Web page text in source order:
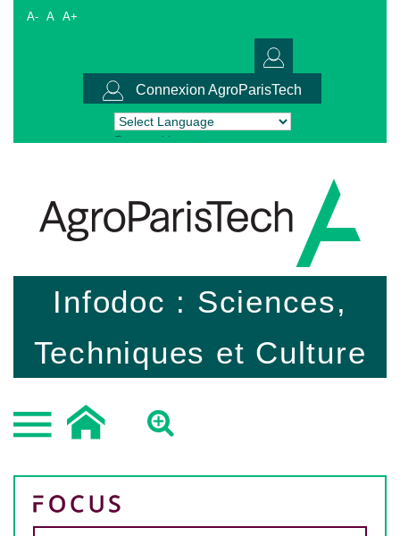
A- A A+
Connexion AgroParisTech
Powered by Translate
Infodoc : Sciences,
Techniques et Culture